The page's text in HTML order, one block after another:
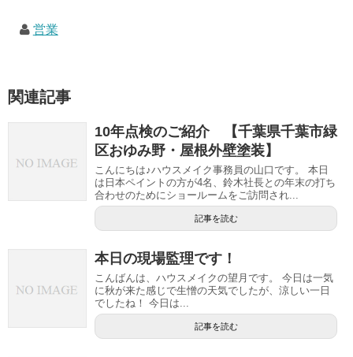
営業
関連記事
10年点検のご紹介 【千葉県千葉市緑
区おゆみ野・屋根外壁塗装】
こんにちは♪ハウスメイク事務員の山口です。 本日
は日本ペイントの方が4名、鈴木社長との年末の打ち
合わせのためにショールームをご訪問され...
記事を読む
本日の現場監理です！
こんばんは、ハウスメイクの望月です。 今日は一気
に秋が来た感じで生憎の天気でしたが、涼しい一日
でしたね！ 今日は...
記事を読む